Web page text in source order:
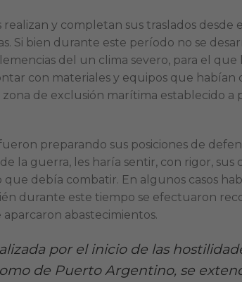
y completan sus traslados desde
Si bien durante este período no se
del un clima severo, para el
con materiales y equipos que
de exclusión marítima establecido a
fueron preparando sus posiciones de
la guerra, les haría sentir, con rigor, sus
debía combatir. En algunos casos
durante este tiempo se efectuaron
aparcaron abastecimientos.
por el inicio de las
de Puerto Argentino, se